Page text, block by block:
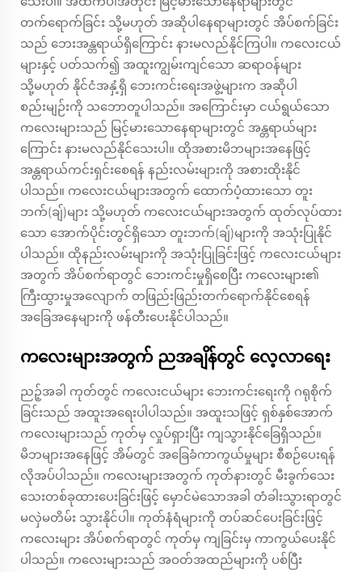
တက်ရောက်ခြင်း သို့မဟုတ် အဆိုပါနေရာများတွင် အိပ်စက်ခြင်း
သည် ဘေးအန္တရာယ်ရှိကြောင်း နားမလည်နိုင်ကြပါ။ ကလေးငယ်
များနှင့် ပတ်သက်၍ အထူးကျွမ်းကျင်သော ဆရာဝန်များ
သို့မဟုတ် နိုင်ငံအနှံ့ရှိ ဘေးကင်းရေးအဖွဲ့များက အဆိုပါ
စည်းမျဉ်းကို သဘောတူပါသည်။ အကြောင်းမှာ ငယ်ရွယ်သော
ကလေးများသည် မြင့်မားသောနေရာများတွင် အန္တရာယ်များ
ကြောင်း နားမလည်နိုင်သေးပါ။ ထိုအစားမိဘများအနေဖြင့်
အန္တရာယ်ကင်းရှင်းစေရန် နည်းလမ်းများကို အစားထိုးနိုင်
ပါသည်။ ကလေးငယ်များအတွက် ထောက်ပံ့ထားသော တူး
ဘက်(ချ်)များ သို့မဟုတ် ကလေးငယ်များအတွက် ထုတ်လုပ်ထား
သော အောက်ပိုင်းတွင်ရှိသော တူးဘက်(ချ်)များကို အသုံးပြုနိုင်
ပါသည်။ ထိုနည်းလမ်းများကို အသုံးပြုခြင်းဖြင့် ကလေးငယ်များ
အတွက် အိပ်စက်ရာတွင် ဘေးကင်းမှုရှိစေပြီး ကလေးများ၏
ကြီးထွားမှုအလျောက် တဖြည်းဖြည်းတက်ရောက်နိုင်စေရန်
အခြေအနေများကို ဖန်တီးပေးနိုင်ပါသည်။
ကလေးများအတွက် ညအချိန်တွင် လေ့လာရေး
ညဉ့်အခါ ကုတ်တွင် ကလေးငယ်များ ဘေးကင်းရေးကို ဂရုစိုက်
ခြင်းသည် အထူးအရေးပါပါသည်။ အထူးသဖြင့် ရှစ်နှစ်အောက်
ကလေးများသည် ကုတ်မှ လှုပ်ရှားပြီး ကျသွားနိုင်ခြေရှိသည်။
မိဘများအနေဖြင့် အိမ်တွင် အခြေခံကာကွယ်မှုများ စီစဉ်ပေးရန်
လိုအပ်ပါသည်။ ကလေးများအတွက် ကုတ်နားတွင် မီးခွက်သေး
သေးတစ်ခုထားပေးခြင်းဖြင့် မှောင်မဲသောအခါ တံခါးသွားရာတွင်
မလှဲမတိမ်း သွားနိုင်ပါ။ ကုတ်နံရံများကို တပ်ဆင်ပေးခြင်းဖြင့်
ကလေးများ အိပ်စက်ရာတွင် ကုတ်မှ ကျခြင်းမှ ကာကွယ်ပေးနိုင်
ပါသည်။ ကလေးများသည် အဝတ်အထည်များကို ပစ်ပြီး